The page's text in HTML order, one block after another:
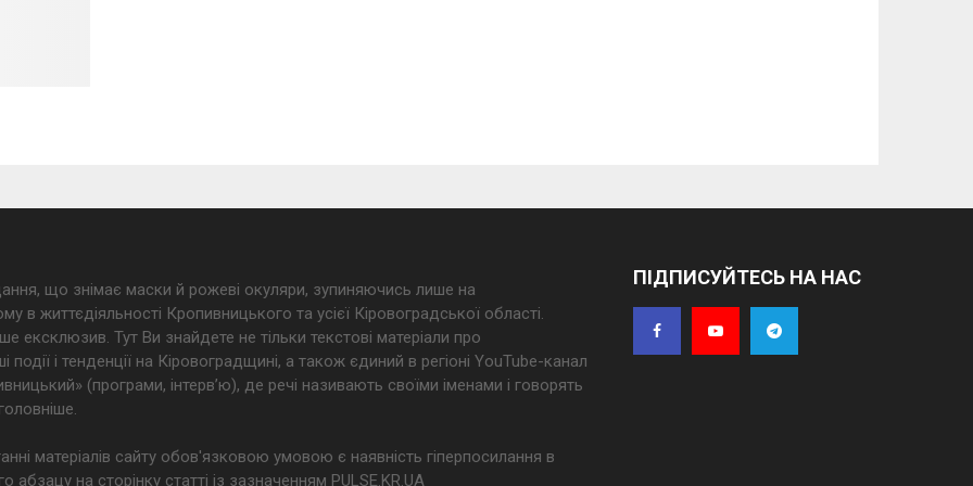
що знімає маски й рожеві окуляри, зупиняючись лише на
в життєдіяльності Кропивницького та усієї Кіровоградської області.
ексклюзив. Тут Ви знайдете не тільки текстові матеріали про
події і тенденції на Кіровоградщині, а також єдиний в регіоні YouTube-канал
(програми, інтерв’ю), де речі називають своїми іменами і говорять
матеріалів сайту обов'язковою умовою є наявність гіперпосилання в
абзацу на сторінку статті із зазначенням PULSE.KR.UA
ПІДПИСУЙТЕСЬ НА НАС